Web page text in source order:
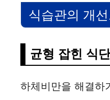
식습관의 개
균형 잡힌 식
하체비만을 해결하